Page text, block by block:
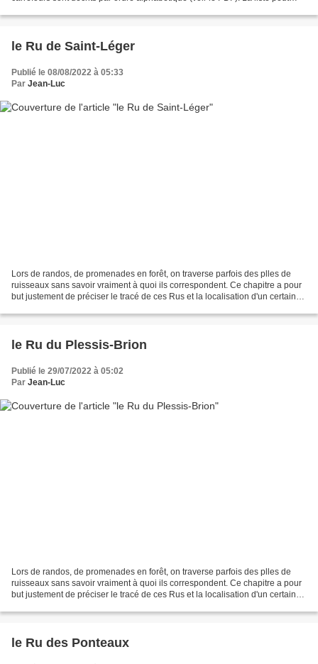
le Ru de Saint-Léger
Publié le 08/08/2022 à 05:33
Par Jean-Luc
Lors de randos, de promenades en forêt, on traverse parfois des plles de
ruisseaux sans savoir vraiment à quoi ils correspondent. Ce chapitre a pour
but justement de préciser le tracé de ces Rus et la localisation d'un certain
le Ru du Plessis-Brion
Publié le 29/07/2022 à 05:02
Par Jean-Luc
Lors de randos, de promenades en forêt, on traverse parfois des plles de
ruisseaux sans savoir vraiment à quoi ils correspondent. Ce chapitre a pour
but justement de préciser le tracé de ces Rus et la localisation d'un certain
le Ru des Ponteaux